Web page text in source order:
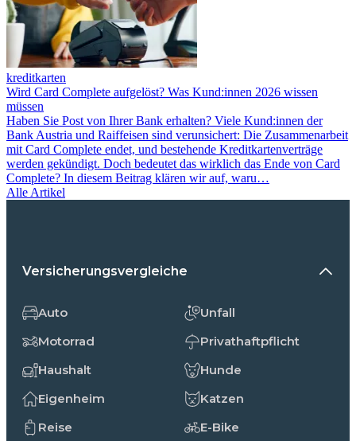
kreditkarten
Wird Card Complete aufgelöst? Was Kund:innen 2026 wissen
müssen
Haben Sie Post von Ihrer Bank erhalten? Viele Kund:innen der
Bank Austria und Raiffeisen sind verunsichert: Die Zusammenarbeit
mit Card Complete endet, und bestehende Kreditkartenverträge
werden gekündigt. Doch bedeutet das wirklich das Ende von Card
Complete? In diesem Beitrag klären wir auf, waru…
Alle Artikel
Versicherungsvergleiche
Auto
Motorrad
Haushalt
Eigenheim
Reise
Unfall
Privathaftpflicht
Hunde
Katzen
E-Bike